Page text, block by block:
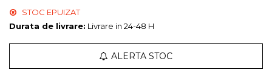
Genți Roze
Genți Roșii
Genți Taupe
STOC EPUIZAT
Durata de livrare: Livrare in 24-48 H
ALERTA STOC